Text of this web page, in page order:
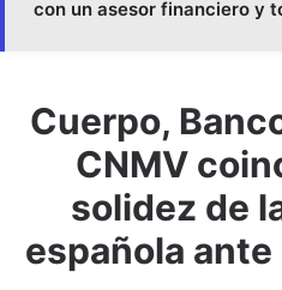
con un asesor financiero y
Cuerpo,
CNMV
solidez de
española